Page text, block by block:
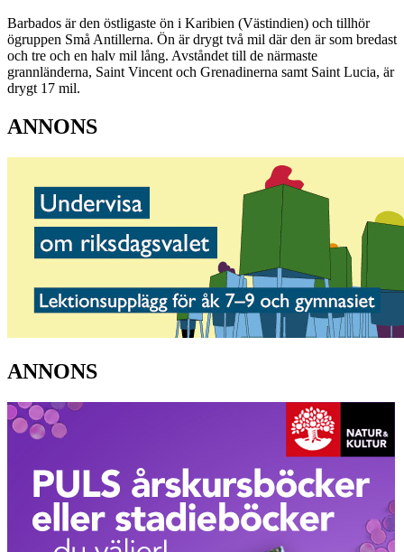
Barbados är den östligaste ön i Karibien (Västindien) och tillhör
ögruppen Små Antillerna. Ön är drygt två mil där den är som bredast
och tre och en halv mil lång. Avståndet till de närmaste
grannländerna, Saint Vincent och Grenadinerna samt Saint Lucia, är
drygt 17 mil.
ANNONS
ANNONS